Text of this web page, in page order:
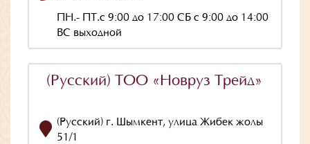
ПН.- ПТ.с 9:00 до 17:00 СБ с 9:00 до 14:00
ВС выходной
(Русский) ТОО «Новруз Трейд»
(Русский) г. Шымкент, улица Жибек жолы
51/1